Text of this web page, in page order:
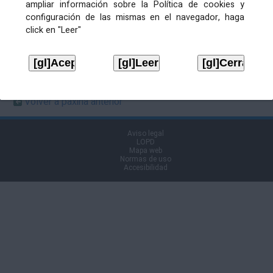
ampliar información sobre la Política de cookies y
configuración de las mismas en el navegador, haga
click en "Leer"
en Boletín
ANUNICO
Volver á páxina anterior
Aviso legal
LOPD
Mapa web
Normas de uso
Accesibilidad